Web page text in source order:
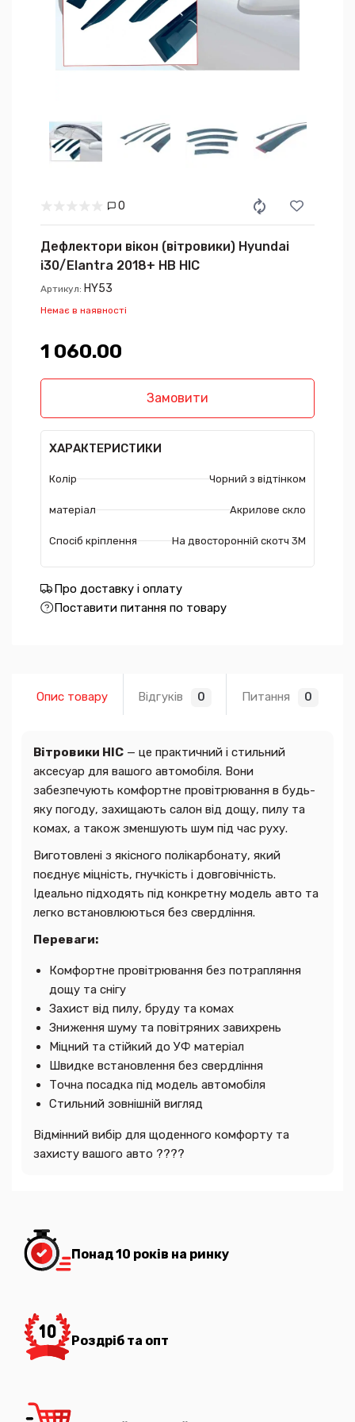
0
Дефлектори вікон (вітровики) Hyundai
i30/Elantra 2018+ HB HIC
Артикул: HY53
Немає в наявності
1 060.00₴
Замовити
ХАРАКТЕРИСТИКИ
Колір Чорний з відтінком
матеріал Акрилове скло
Спосіб кріплення На двосторонній скотч 3М
Про доставку і оплату
Поставити питання по товару
Опис товару Відгуків 0 Питання 0
Вітровики HIC — це практичний і стильний
аксесуар для вашого автомобіля. Вони
забезпечують комфортне провітрювання в будь-
яку погоду, захищають салон від дощу, пилу та
комах, а також зменшують шум під час руху.
Виготовлені з якісного полікарбонату, який
поєднує міцність, гнучкість і довговічність.
Ідеально підходять під конкретну модель авто та
легко встановлюються без свердління.
Переваги:
Комфортне провітрювання без потрапляння
дощу та снігу
Захист від пилу, бруду та комах
Зниження шуму та повітряних завихрень
Міцний та стійкий до УФ матеріал
Швидке встановлення без свердління
Точна посадка під модель автомобіля
Стильний зовнішній вигляд
Відмінний вибір для щоденного комфорту та
захисту вашого авто ????
Понад 10 років на ринку
Роздріб та опт